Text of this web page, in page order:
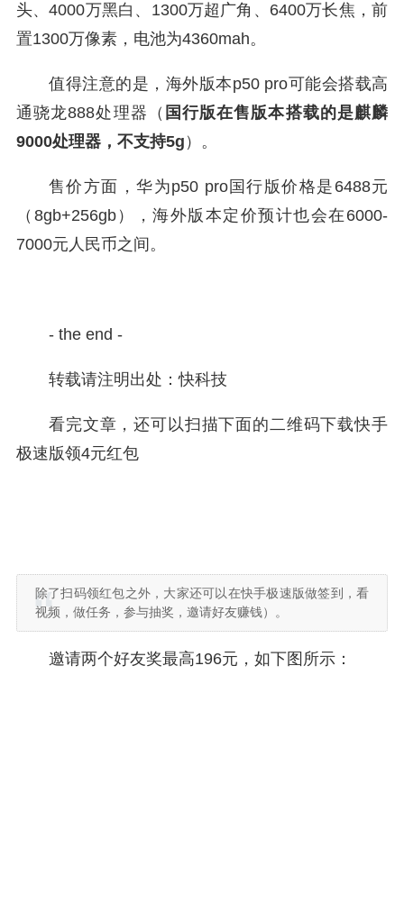
头、4000万黑白、1300万超广角、6400万长焦，前
置1300万像素，电池为4360mah。
值得注意的是，海外版本p50 pro可能会搭载高
通骁龙888处理器（ 国行版在售版本搭载的是麒麟
9000处理器，不支持5g ）。
售价方面，华为p50 pro国行版价格是6488元
（8gb+256gb），海外版本定价预计也会在6000-
7000元人民币之间。
- the end -
转载请注明出处：快科技
看完文章，还可以扫描下面的二维码下载快手
极速版领4元红包
除了扫码领红包之外，大家还可以在快手极速版做签到，看
视频，做任务，参与抽奖，邀请好友赚钱）。
邀请两个好友奖最高196元，如下图所示：